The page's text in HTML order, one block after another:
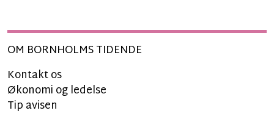
OM BORNHOLMS TIDENDE
Kontakt os
Økonomi og ledelse
Tip avisen